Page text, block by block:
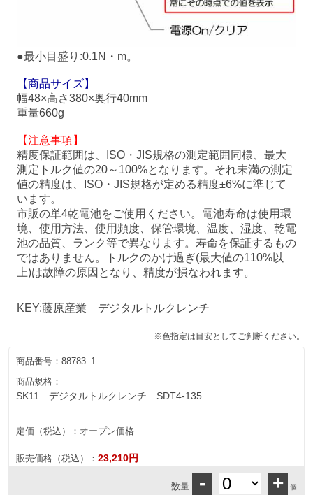
●最小目盛り:0.1N・m。
【商品サイズ】
幅48×高さ380×奥行40mm
重量660g
【注意事項】
精度保証範囲は、ISO・JIS規格の測定範囲同様、最大
測定トルク値の20～100%となります。それ未満の測定
値の精度は、ISO・JIS規格が定める精度±6%に準じて
います。
市販の単4乾電池をご使用ください。電池寿命は使用環
境、使用方法、使用頻度、保管環境、温度、湿度、乾電
池の品質、ランク等で異なります。寿命を保証するもの
ではありません。トルクのかけ過ぎ(最大値の110%以
上)は故障の原因となり、精度が損なわれます。
KEY:藤原産業 デジタルトルクレンチ
※色指定は目安としてご判断ください。
商品番号： 88783_1
商品規格：
SK11 デジタルトルクレンチ SDT4-135
定価（税込）： オープン価格
販売価格（税込）： 23,210円
数量 - + 個